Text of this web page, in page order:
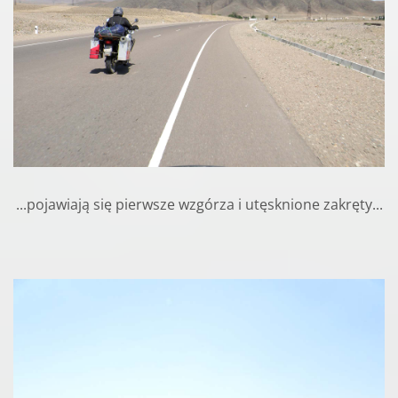
...pojawiają się pierwsze wzgórza i utęsknione zakręty...